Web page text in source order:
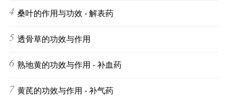
4 桑叶的作用与功效 - 解表药
5 透骨草的功效与作用
6 熟地黄的功效与作用 - 补血药
7 黄芪的功效与作用 - 补气药